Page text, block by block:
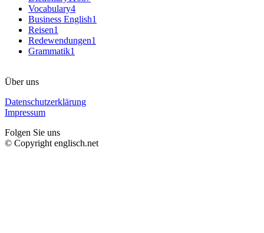
Vocabulary4
Business English1
Reisen1
Redewendungen1
Grammatik1
Über uns
Datenschutzerklärung
Impressum
Folgen Sie uns
© Copyright englisch.net